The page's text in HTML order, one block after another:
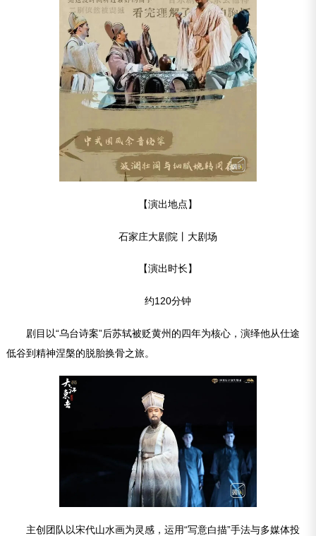
【演出地点】
石家庄大剧院丨大剧场
【演出时长】
约120分钟
剧目以“乌台诗案”后苏轼被贬黄州的四年为核心，演绎他从仕途
低谷到精神涅槃的脱胎换骨之旅。
主创团队以宋代山水画为灵感，运用“写意白描”手法与多媒体投